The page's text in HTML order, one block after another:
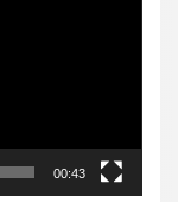
00:43